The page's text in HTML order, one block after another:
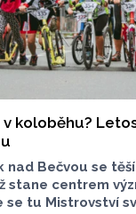
koloběhu?
nad Bečvou se
stane centrem
se tu Mistrovství